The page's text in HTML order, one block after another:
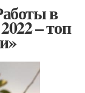
в
– топ